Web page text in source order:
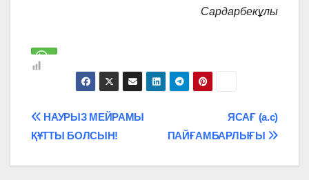
Сардарбекұлы
Навигация
по
ЯСАҒ (а.с)
ПАЙҒАМБАРЛЫҒЫ
НАУРЫЗ МЕЙРАМЫ
ҚҰТТЫ БОЛСЫН!